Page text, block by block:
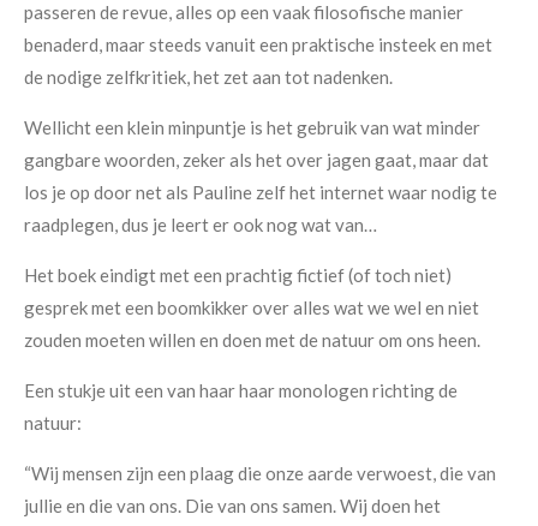
passeren de revue, alles op een vaak filosofische manier
benaderd, maar steeds vanuit een praktische insteek en met
de nodige zelfkritiek, het zet aan tot nadenken.
Wellicht een klein minpuntje is het gebruik van wat minder
gangbare woorden, zeker als het over jagen gaat, maar dat
los je op door net als Pauline zelf het internet waar nodig te
raadplegen, dus je leert er ook nog wat van…
Het boek eindigt met een prachtig fictief (of toch niet)
gesprek met een boomkikker over alles wat we wel en niet
zouden moeten willen en doen met de natuur om ons heen.
Een stukje uit een van haar haar monologen richting de
natuur:
“Wij mensen zijn een plaag die onze aarde verwoest, die van
jullie en die van ons. Die van ons samen. Wij doen het